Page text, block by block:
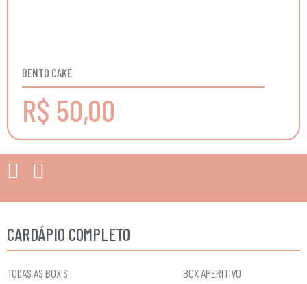
BENTO CAKE
R$ 50,00
CARDÁPIO COMPLETO
TODAS AS BOX'S
BOX APERITIVO